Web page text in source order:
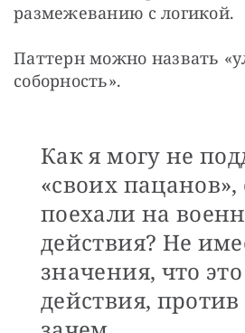
размежеванию с логикой.
Паттерн можно назвать
соборность».
Как я могу не
«своих
поехали на
действия? Не
значения, что это
действия, против